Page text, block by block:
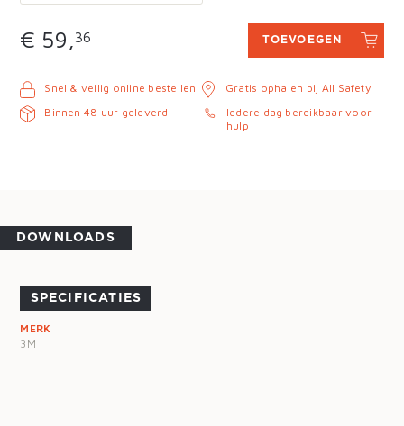
€ 59,36 TOEVOEGEN
Snel & veilig online bestellen
Binnen 48 uur geleverd
Gratis ophalen bij All Safety
Iedere dag bereikbaar voor
hulp
DOWNLOADS
SPECIFICATIES
MERK
3M